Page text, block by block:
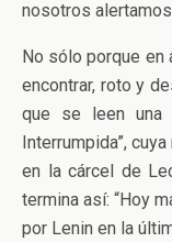
nosotros
No sólo porque en
encontrar, roto y
que se leen una
Interrumpida”,
en la cárcel de
termina así: “Hoy
por Lenin en la